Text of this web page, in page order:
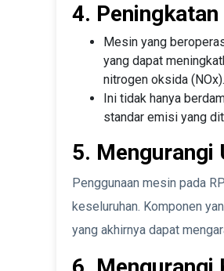
4.
Mesin yang
yang dapat
nitrogen oksida (NOx).
Ini tidak hanya
standar emisi yang
5. Mengurangi
Penggunaan mesin pada
keseluruhan. Komponen
yang akhirnya dapat